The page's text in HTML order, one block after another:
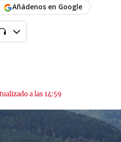
a las 14:59
Añádenos en Google